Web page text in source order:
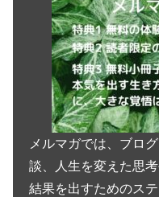
メルマガでは、ブロ
談、人生を変えた思
結果を出すためのス